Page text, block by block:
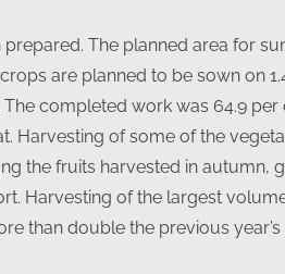
The planned area for
are planned to be sown on
completed work was 64.9
Harvesting of some of the
the fruits harvested in autumn,
Harvesting of the largest
than double the previous year’s